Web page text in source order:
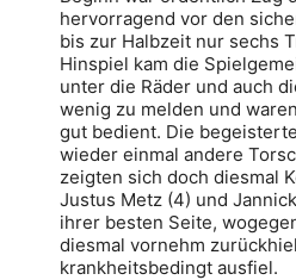
hervorragend vor den
bis zur Halbzeit nur sechs
Hinspiel kam die
unter die Räder und auch
wenig zu melden und
gut bedient. Die
wieder einmal andere
zeigten sich doch diesmal
Justus Metz (4) und
ihrer besten Seite,
diesmal vornehm
krankheitsbedingt ausfiel.